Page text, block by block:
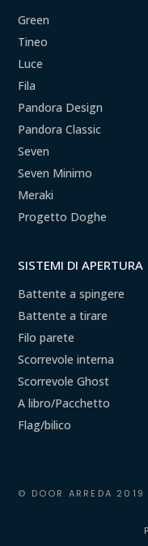
Green
Tineo
Luce
Fila
Pandora Design
Pandora Classic
Seven
Seven Minimo
Meraki
Progetto Doghe
SISTEMI DI APERTURA
Battente a spingere
Battente a tirare
Filo parete
Scorrevole interna
Scorrevole Ghost
A libro/Pacchetto
Flag/bilico
© DOOR ARREDA 2019